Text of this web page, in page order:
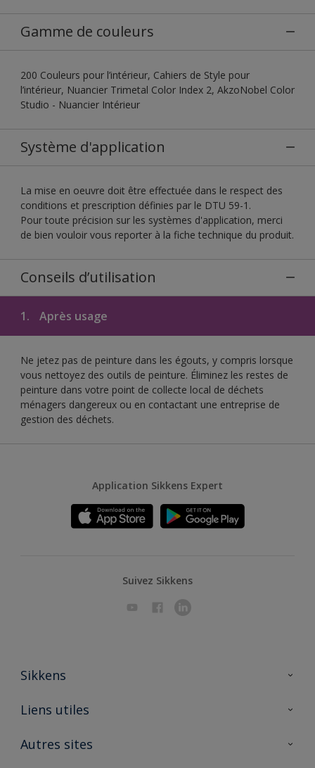
Gamme de couleurs
200 Couleurs pour l’intérieur, Cahiers de Style pour
l’intérieur, Nuancier Trimetal Color Index 2, AkzoNobel Color
Studio - Nuancier Intérieur
Système d'application
La mise en oeuvre doit être effectuée dans le respect des
conditions et prescription définies par le DTU 59-1.
Pour toute précision sur les systèmes d'application, merci
de bien vouloir vous reporter à la fiche technique du produit.
Conseils d’utilisation
1. Après usage
Ne jetez pas de peinture dans les égouts, y compris lorsque
vous nettoyez des outils de peinture. Éliminez les restes de
peinture dans votre point de collecte local de déchets
ménagers dangereux ou en contactant une entreprise de
gestion des déchets.
Application Sikkens Expert
Suivez Sikkens
Sikkens
A propos de Sikkens
Liens utiles
Ouvrir un magasin PASS
Autres sites